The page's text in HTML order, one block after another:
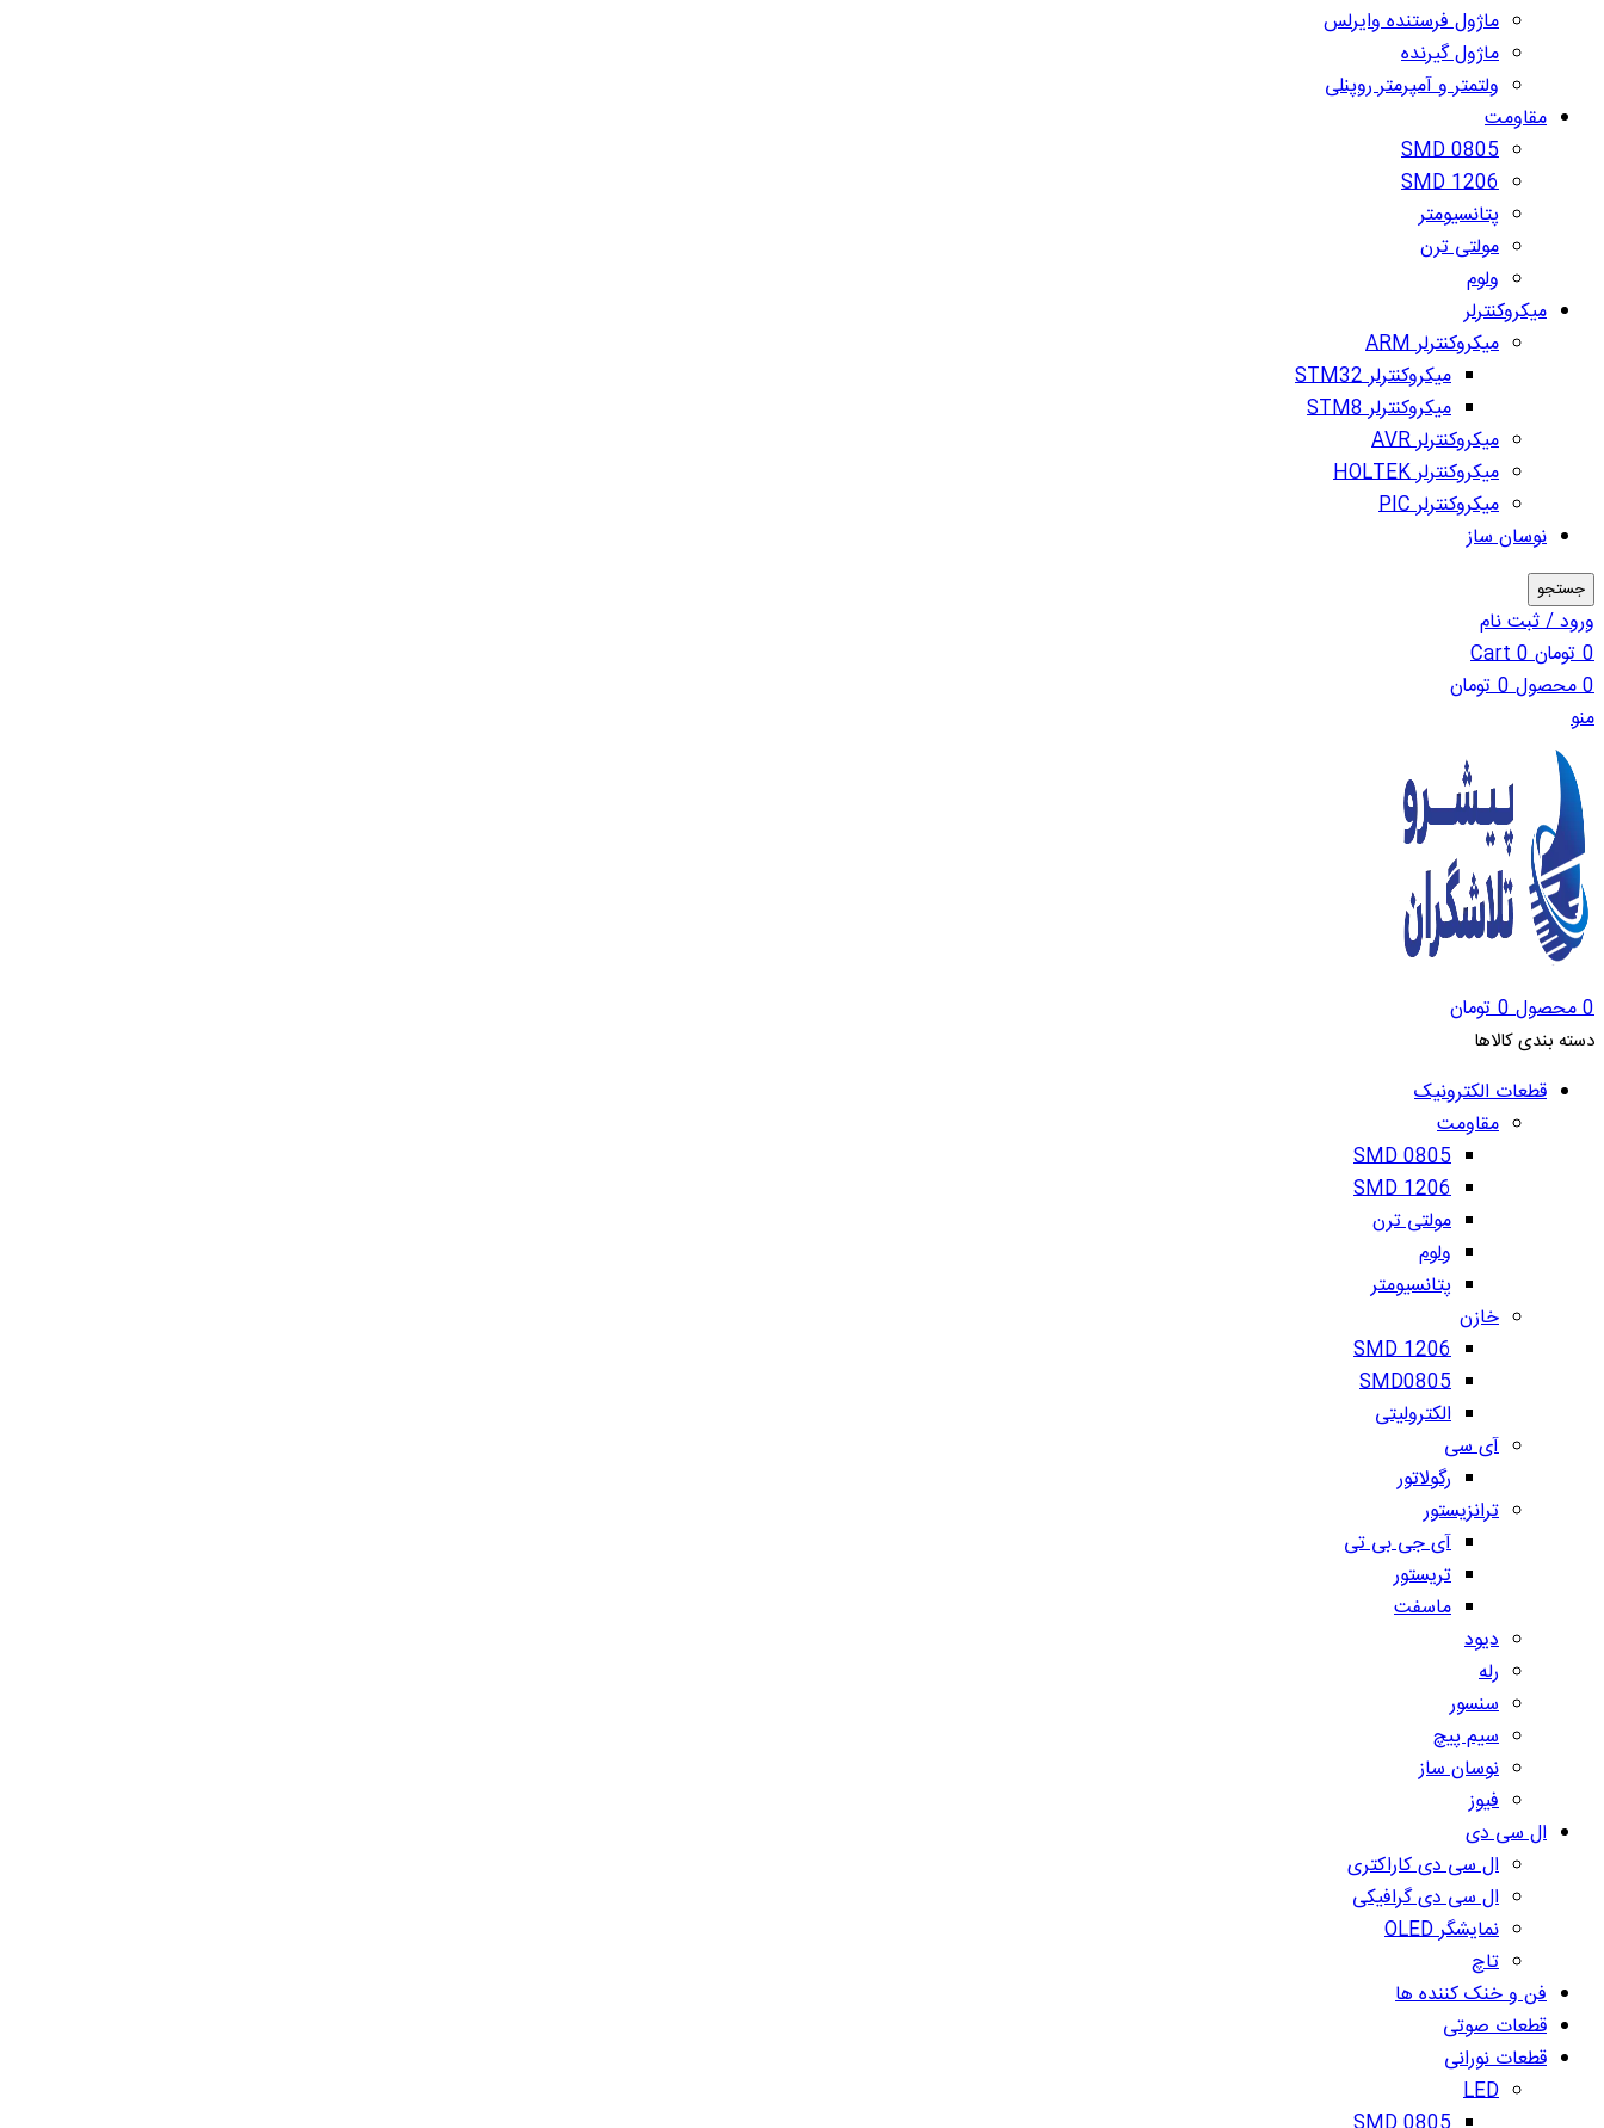
ماژول فرستنده وایرلس
ماژول گیرنده
ولتمتر و آمپرمتر روپنلی
مقاومت
SMD 0805
SMD 1206
پتانسیومتر
مولتی ترن
ولوم
میکروکنترلر
میکروکنترلر ARM
میکروکنترلر STM32
میکروکنترلر STM8
میکروکنترلر AVR
میکروکنترلر HOLTEK
میکروکنترلر PIC
نوسان ساز
جستجو
ورود / ثبت نام
0تومان0
Cart
0محصول0تومان
منو
0محصول0تومان
دسته بندی کالاها
قطعات الکترونیک
مقاومت
SMD 0805
SMD 1206
مولتی ترن
ولوم
پتانسیومتر
خازن
SMD 1206
SMD0805
الکترولیتی
آی سی
رگولاتور
ترانزیستور
آی جی بی تی
تریستور
ماسفت
دیود
رله
سنسور
سیم پیچ
نوسان ساز
فیوز
ال سی دی
ال سی دی کاراکتری
ال سی دی گرافیکی
نمایشگر OLED
تاچ
فن و خنک کننده ها
قطعات صوتی
قطعات نورانی
LED